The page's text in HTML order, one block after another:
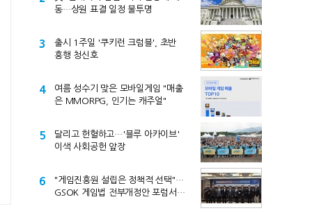
동…상원 표결 일정 불투명
3
출시 1주일 '쿠키런 크럼블', 초반
흥행 청신호
4
여름 성수기 맞은 모바일게임 "매출
은 MMORPG, 인기는 캐주얼"
5
달리고 헌혈하고…'블루 아카이브'
이색 사회공헌 앞장
6
"게임진흥원 설립은 정책적 선택"…
GSOK 게임법 전부개정안 포럼서